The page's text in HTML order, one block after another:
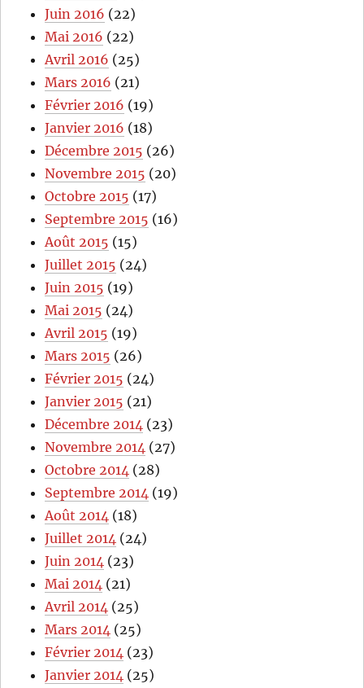
Juin 2016 (22)
Mai 2016 (22)
Avril 2016 (25)
Mars 2016 (21)
Février 2016 (19)
Janvier 2016 (18)
Décembre 2015 (26)
Novembre 2015 (20)
Octobre 2015 (17)
Septembre 2015 (16)
Août 2015 (15)
Juillet 2015 (24)
Juin 2015 (19)
Mai 2015 (24)
Avril 2015 (19)
Mars 2015 (26)
Février 2015 (24)
Janvier 2015 (21)
Décembre 2014 (23)
Novembre 2014 (27)
Octobre 2014 (28)
Septembre 2014 (19)
Août 2014 (18)
Juillet 2014 (24)
Juin 2014 (23)
Mai 2014 (21)
Avril 2014 (25)
Mars 2014 (25)
Février 2014 (23)
Janvier 2014 (25)